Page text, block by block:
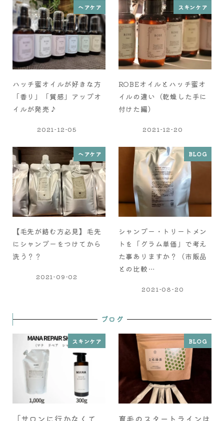
ヘアケア
ハッチ蜜オイルが好きな方
「香り」「質感」アップオ
イルが発売♪
2021-12-05
スキンケア
ROBEオイルとハッチ蜜オ
イルの違い（乾燥した手に
付けた編）
2021-12-20
ヘアケア
【毛先が絡む方必見】毛先
にシャンプーをつけてから
洗う？？
2021-09-02
BLOG
シャンプー・トリートメン
トを「グラム単価」で考え
た事ありますか？（市販品
との比較…
2021-08-20
ブログ
スキンケア BLOG